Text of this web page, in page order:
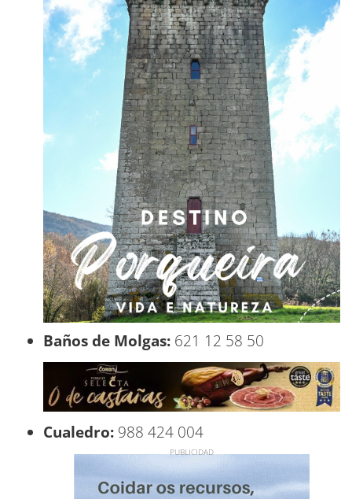
Baños de Molgas: 621 12 58 50
Cualedro: 988 424 004